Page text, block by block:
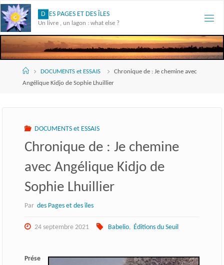
Skip
to
content
D ES PAGES ET DES ÎLES
Un livre , un lagon : what else ?
AccueilDOCUMENTS et ESSAIS
Chronique de : Je chemine avec
Angélique Kidjo de Sophie Lhuillier
DOCUMENTS et ESSAIS
Chronique de : Je chemine
avec Angélique Kidjo de
Sophie Lhuillier
Par des Pages et des îles
24 septembre 2021 Babelio, Éditions du Seuil
Prése